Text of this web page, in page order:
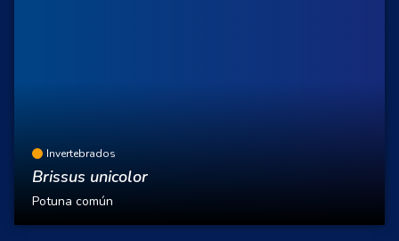
Invertebrados
Brissus unicolor
Potuna común